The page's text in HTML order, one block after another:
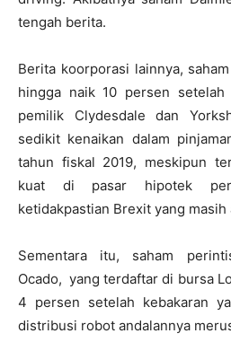
tengah berita.
Berita koorporasi lainnya,
hingga naik 10 persen setelah
pemilik Clydesdale dan
sedikit kenaikan dalam
tahun fiskal 2019, meskipun
kuat di pasar hipotek
ketidakpastian Brexit yang masih
Sementara itu, saham
Ocado, yang terdaftar di bursa
4 persen setelah kebakaran
distribusi robot andalannya